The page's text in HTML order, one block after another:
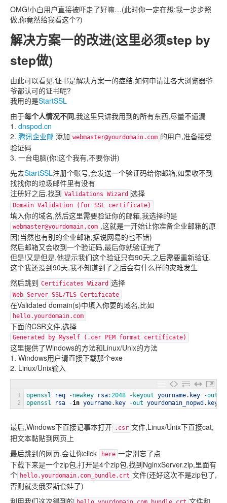
OMG!小白用户直接被吓走了好嘛…(此时你一定在想:我一步步照
做,你竟然给我看这个?)
解决方案一的改进(这里必须step by
step做)
由此可以看见,证书是解决方案一的症结,如何申请让各大浏览器爷
爷都认可的证书呢?
我用的是StartSSL
由于每个人情况不同,我这里只讲我用到的所有东西,尽量不遗漏
1. dnspod.cn
2. 腾讯企业邮 添加 webmaster@yourdomain.com 的用户,准备接受
验证码
3. 一台电脑(你:这个我有,不要你讲)
先去StartSSL注册个账号,会发送一个验证码给你邮箱,如果收不到
找找你的垃圾邮件里有没有
注册好之后,找到 Validations Wizard 选择
Domain Validation (for SSL certificate)
填入你的域名,然后这里需要验证你的邮箱,我选择的是
webmaster@yourdomain.com ,这就是一开始让你准备企业邮箱的原
因(当然也有别的企业邮箱,据说网易的也不错)
然后邮箱又会收到一个验证码,最后你就验证完了
但是!又是但是,他提示我们这个验证只有90天,之后需要重新验证,
这个我还没到90天,我不知道到了之后会有什么样的灾难发生
然后跳到 Certificates Wizard 选择
Web Server SSL/TLS Certificate
在Validated domain(s)中填入你要的域名,比如
hello.yourdomain.com
下面的CSR文件,选择
Generated by Myself (.cer PEM format certificate)
这里提供了Windows的方法和Linux/Unix的方法
1. Windows用户请直接下载那个exe
2. Linux/Unix输入
1
2
openssl req -newkey rsa:2048 - keyout yourname. key -out
openssl
rsa -in yourname. key -out yourdomain_nopwd . key
最后,Windows下直接记事本打开 .csr 文件,Linux/Unix下直接cat,
把文本黏贴到网页上
最后跳到的网页,会让你click
here 一定别忘了点
下载下来是一个zip包,打开是4个zip包,找到NginxServer.zip,里面有
个 hello.yourdomain.com_bundle.crt 文件(还好这次不是zip包了,
否则就变俄罗斯套娃了)
利用我们这次得到的
文件和